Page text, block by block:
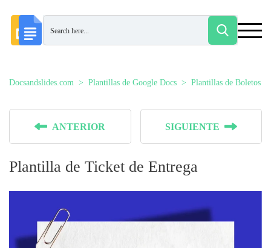
Docsandslides.com Plantillas de Google Docs Plantillas de Boletos
ANTERIOR SIGUIENTE
Plantilla de Ticket de Entrega